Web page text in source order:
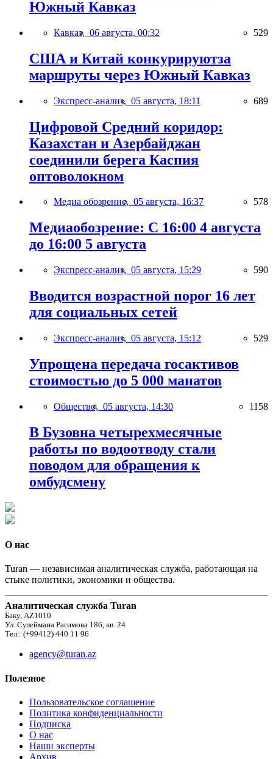
Южный Кавказ
Кавказ, 06 августа, 00:32 529
США и Китай конкурируютза
маршруты через Южный Кавказ
Экспресс-анализ, 05 августа, 18:11 689
Цифровой Средний коридор:
Казахстан и Азербайджан
соединили берега Каспия
оптоволокном
Медиа обозрение, 05 августа, 16:37 578
Медиаобозрение: С 16:00 4 августа
до 16:00 5 августа
Экспресс-анализ, 05 августа, 15:29 590
Вводится возрастной порог 16 лет
для социальных сетей
Экспресс-анализ, 05 августа, 15:12 529
Упрощена передача госактивов
стоимостью до 5 000 манатов
Общество, 05 августа, 14:30 1158
В Бузовна четырехмесячные
работы по водоотводу стали
поводом для обращения к
омбудсмену
О нас
Turan — независимая аналитическая служба, работающая на
стыке политики, экономики и общества.
Аналитическая служба Turan
Баку, AZ1010
Ул. Сулеймана Рагимова 186, кв. 24
Тел.: (+99412) 440 11 96
agency@turan.az
Полезное
Пользовательское соглашение
Политика конфиденциальности
Подписка
О нас
Наши эксперты
Архив